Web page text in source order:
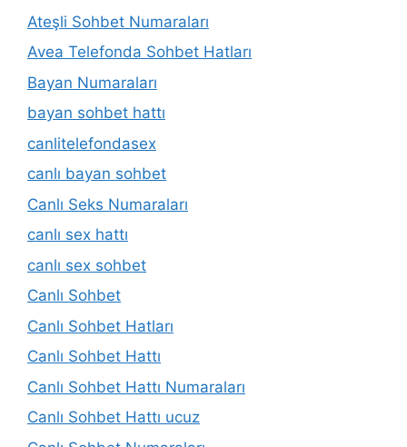
Ateşli Sohbet Numaraları
Avea Telefonda Sohbet Hatları
Bayan Numaraları
bayan sohbet hattı
canlitelefondasex
canlı bayan sohbet
Canlı Seks Numaraları
canlı sex hattı
canlı sex sohbet
Canlı Sohbet
Canlı Sohbet Hatları
Canlı Sohbet Hattı
Canlı Sohbet Hattı Numaraları
Canlı Sohbet Hattı ucuz